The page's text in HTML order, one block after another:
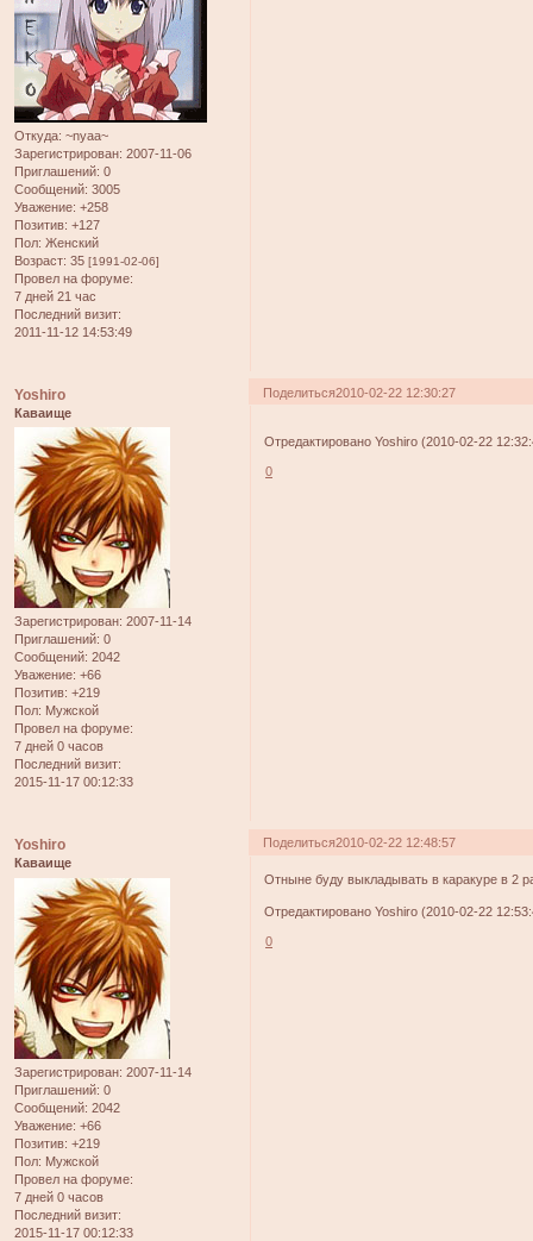
Откуда: ~nyaa~
Зарегистрирован: 2007-11-06
Приглашений: 0
Сообщений: 3005
Уважение: +258
Позитив: +127
Пол: Женский
Возраст: 35 [1991-02-06]
Провел на форуме:
7 дней 21 час
Последний визит:
2011-11-12 14:53:49
Поделиться2010-02-22 12:30:27
Yoshiro
Каваище
Зарегистрирован: 2007-11-14
Приглашений: 0
Сообщений: 2042
Уважение: +66
Позитив: +219
Пол: Мужской
Провел на форуме:
7 дней 0 часов
Последний визит:
2015-11-17 00:12:33
Отредактировано Yoshiro (2010-02-22
0
Поделиться2010-02-22 12:48:57
Yoshiro
Каваище
Зарегистрирован: 2007-11-14
Приглашений: 0
Сообщений: 2042
Уважение: +66
Позитив: +219
Пол: Мужской
Провел на форуме:
7 дней 0 часов
Последний визит:
2015-11-17 00:12:33
Отныне буду выкладывать в каракуре в 2
Отредактировано Yoshiro (2010-02-22
0